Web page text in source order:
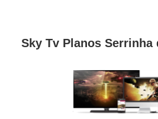
Sky Tv Planos Serrinha